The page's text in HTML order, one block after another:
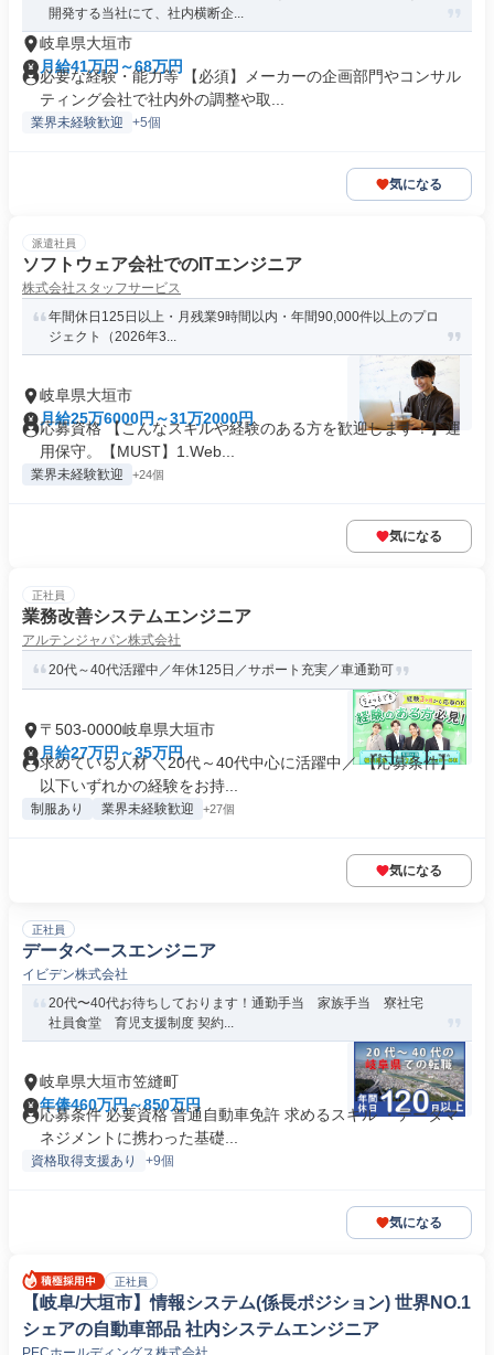
開発する当社にて、社内横断企...
岐阜県大垣市
月給41万円～68万円
必要な経験・能力等 【必須】メーカーの企画部門やコンサル
ティング会社で社内外の調整や取...
業界未経験歓迎 +5個
気になる
派遣社員
ソフトウェア会社でのITエンジニア
株式会社スタッフサービス
年間休日125日以上・月残業9時間以内・年間90,000件以上のプロ
ジェクト（2026年3...
岐阜県大垣市
月給25万6000円～31万2000円
応募資格 【こんなスキルや経験のある方を歓迎します！】運
用保守。【MUST】1.Web...
業界未経験歓迎 +24個
気になる
正社員
業務改善システムエンジニア
アルテンジャパン株式会社
20代～40代活躍中／年休125日／サポート充実／車通勤可
〒503-0000岐阜県大垣市
月給27万円～35万円
求めている人材 ＼20代～40代中心に活躍中／ 【応募条件】
以下いずれかの経験をお持...
制服あり 業界未経験歓迎 +27個
気になる
正社員
データベースエンジニア
イビデン株式会社
20代〜40代お待ちしております！通勤手当 家族手当 寮社宅
社員食堂 育児支援制度 契約...
岐阜県大垣市笠縫町
年俸460万円～850万円
応募条件 必要資格 普通自動車免許 求めるスキル ・データマ
ネジメントに携わった基礎...
資格取得支援あり +9個
気になる
正社員
【岐阜/大垣市】情報システム(係長ポジション) 世界NO.1
シェアの自動車部品 社内システムエンジニア